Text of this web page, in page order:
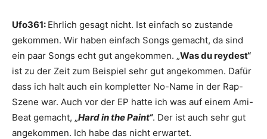
Ufo361: Ehrlich gesagt nicht. Ist einfach so zustande
gekommen. Wir haben einfach Songs gemacht, da sind
ein paar Songs echt gut angekommen. „Was du reydest“
ist zu der Zeit zum Beispiel sehr gut angekommen. Dafür
dass ich halt auch ein kompletter No-Name in der Rap-
Szene war. Auch vor der EP hatte ich was auf einem Ami-
Beat gemacht, „Hard in the Paint“. Der ist auch sehr gut
angekommen. Ich habe das nicht erwartet.